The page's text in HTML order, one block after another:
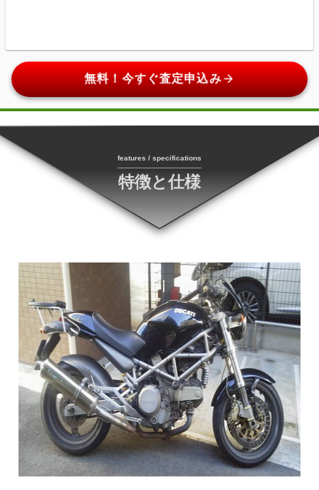
無料！今すぐ査定申込みarrow_forward
features / specifications
特徴と仕様